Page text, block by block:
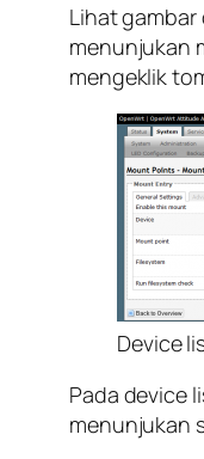
Lihat
menunjukan
mengeklik
Device
Pada device
menunjukan